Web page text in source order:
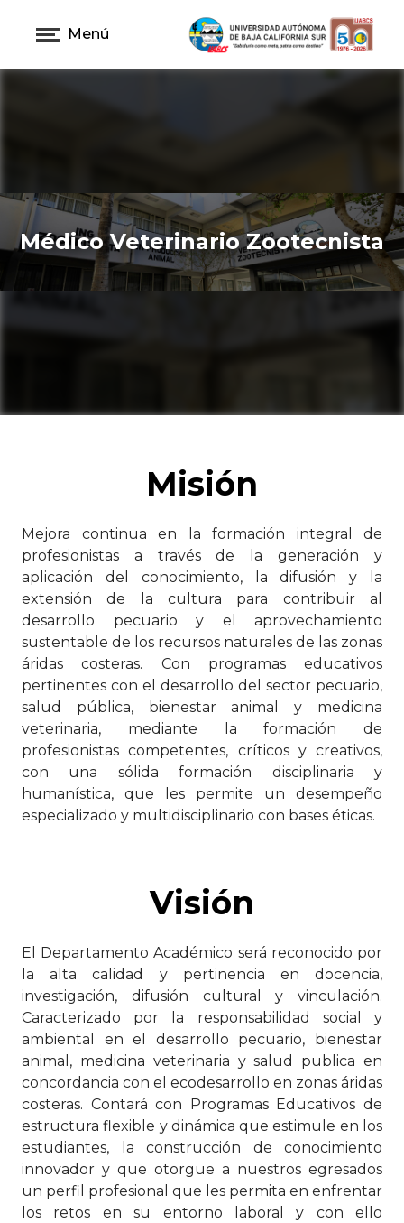
Menú
Médico Veterinario Zootecnista
Misión
Mejora continua en la formación integral de
profesionistas a través de la generación y
aplicación del conocimiento, la difusión y la
extensión de la cultura para contribuir al
desarrollo pecuario y el aprovechamiento
sustentable de los recursos naturales de las zonas
áridas costeras. Con programas educativos
pertinentes con el desarrollo del sector pecuario,
salud pública, bienestar animal y medicina
veterinaria, mediante la formación de
profesionistas competentes, críticos y creativos,
con una sólida formación disciplinaria y
humanística, que les permite un desempeño
especializado y multidisciplinario con bases éticas.
Visión
El Departamento Académico será reconocido por
la alta calidad y pertinencia en docencia,
investigación, difusión cultural y vinculación.
Caracterizado por la responsabilidad social y
ambiental en el desarrollo pecuario, bienestar
animal, medicina veterinaria y salud publica en
concordancia con el ecodesarrollo en zonas áridas
costeras. Contará con Programas Educativos de
estructura flexible y dinámica que estimule en los
estudiantes, la construcción de conocimiento
innovador y que otorgue a nuestros egresados
un perfil profesional que les permita en enfrentar
los retos en su entorno laboral y con ello